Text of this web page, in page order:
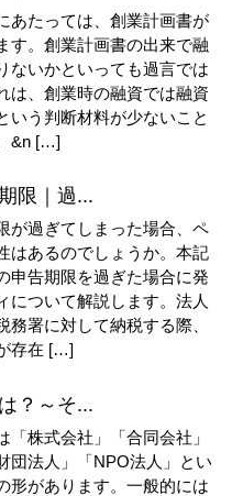
あたっては、創業計画書が
す。創業計画書の出来で融
ないかといっても過言では
は、創業時の融資では融資
いう判断材料が少ないこと
&n […]
限｜過...
が過ぎてしまった場合、ペ
はあるのでしょうか。本記
申告期限を過ぎた場合に発
について解説します。法人
務署に対して納税する際、
存在 […]
？～そ...
「株式会社」「合同会社」
団法人」「NPO法人」とい
形があります。一般的には